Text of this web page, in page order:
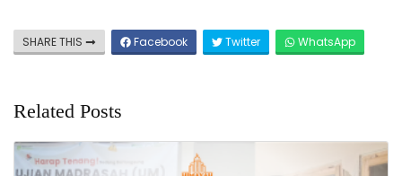
SHARE THIS Facebook Twitter WhatsApp
Related Posts